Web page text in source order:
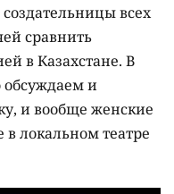
всех
сравнить
в Казахстане. В
и
и вообще женские
локальном театре